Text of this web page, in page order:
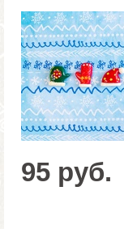
95 руб.